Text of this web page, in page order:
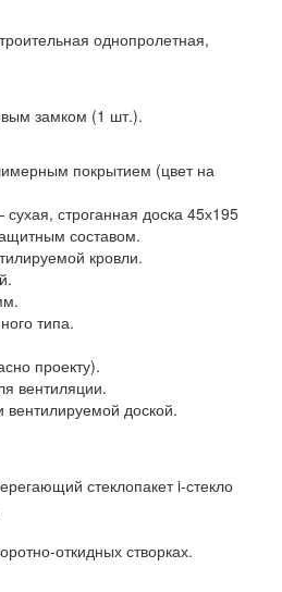
однопролетная,
замком (1 шт.).
покрытием (цвет на
строганная доска 45х195
составом.
кровли.
типа.
проекту).
вентиляции.
вентилируемой доской.
стеклопакет i-стекло
откидных створках.